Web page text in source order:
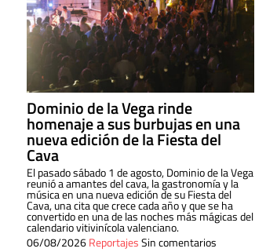
Dominio de la Vega rinde
homenaje a sus burbujas en una
nueva edición de la Fiesta del
Cava
El pasado sábado 1 de agosto, Dominio de la Vega
reunió a amantes del cava, la gastronomía y la
música en una nueva edición de su Fiesta del
Cava, una cita que crece cada año y que se ha
convertido en una de las noches más mágicas del
calendario vitivinícola valenciano.
06/08/2026ReportajesSin comentarios